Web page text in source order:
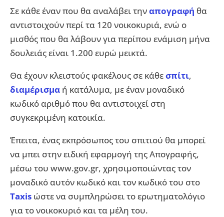
Σε κάθε έναν που θα αναλάβει τηναπογραφή θα
αντιστοιχούν περί τα 120 νοικοκυριά, ενώ ο
μισθός που θα λάβουν για περίπου ενάμιση μήνα
δουλειάς είναι 1.200 ευρώ μεικτά.
Θα έχουν κλειστούς φακέλους σε κάθεσπίτι,
διαμέρισμα ή κατάλυμα, με έναν μοναδικό
κωδικό αριθμό που θα αντιστοιχεί στη
συγκεκριμένη κατοικία.
Έπειτα, ένας εκπρόσωπος του σπιτιού θα μπορεί
να μπει στην ειδική εφαρμογή της Απογραφής,
μέσω του www.gov.gr, χρησιμοποιώντας τον
μοναδικό αυτόν κωδικό και τον κωδικό του στο
Τaxis ώστε να συμπληρώσει το ερωτηματολόγιο
για το νοικοκυριό και τα μέλη του.